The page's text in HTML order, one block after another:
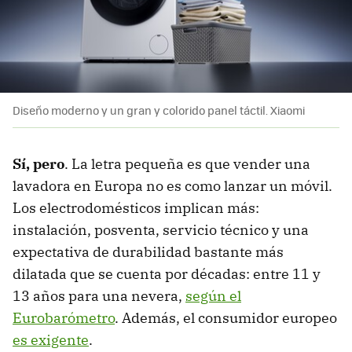
Diseño moderno y un gran y colorido panel táctil. Xiaomi
Sí, pero. La letra pequeña es que vender una
lavadora en Europa no es como lanzar un móvil.
Los electrodomésticos implican más:
instalación, posventa, servicio técnico y una
expectativa de durabilidad bastante más
dilatada que se cuenta por décadas: entre 11 y
13 años para una nevera, según el
Eurobarómetro. Además, el consumidor europeo
es exigente.